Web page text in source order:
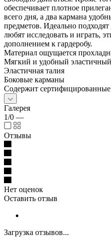
обеспечивает плотное
всего дня, а два кармана
предметов. Идеально
любят исследовать и играть,
дополнением к гардеробу.
Материал ощущается
Мягкий и удобный
Эластичная талия
Боковые карманы
Содержит
Галерея
1/0 —
Отзывы
Нет оценок
Оставить отзыв
Загрузка отзывов...